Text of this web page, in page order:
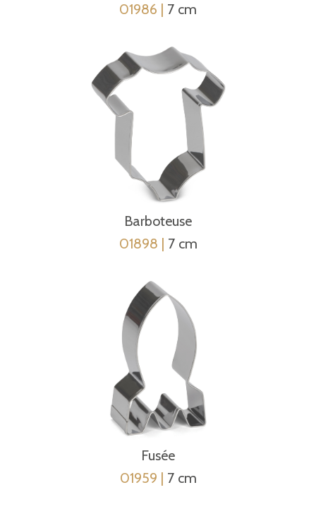
01986 | 7 cm
Barboteuse
01898 | 7 cm
Fusée
01959 | 7 cm